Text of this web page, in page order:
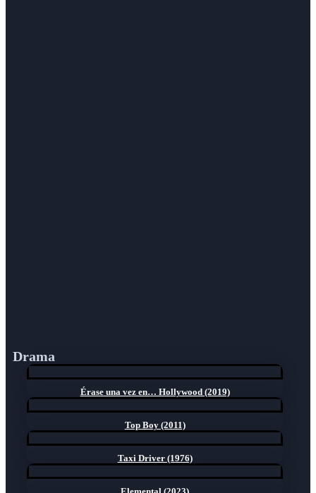
Drama
Érase una vez en… Hollywood (2019)
Top Boy (2011)
Taxi Driver (1976)